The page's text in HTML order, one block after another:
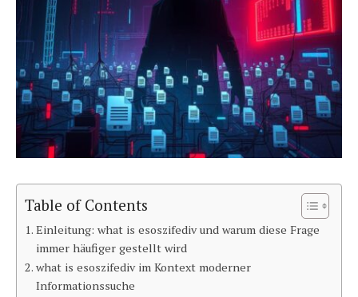
Table of Contents
Einleitung: what is esoszifediv und warum diese Frage
immer häufiger gestellt wird
what is esoszifediv im Kontext moderner
Informationssuche